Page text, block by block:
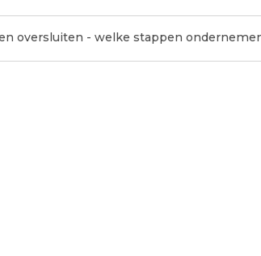
oversluiten - welke stappen